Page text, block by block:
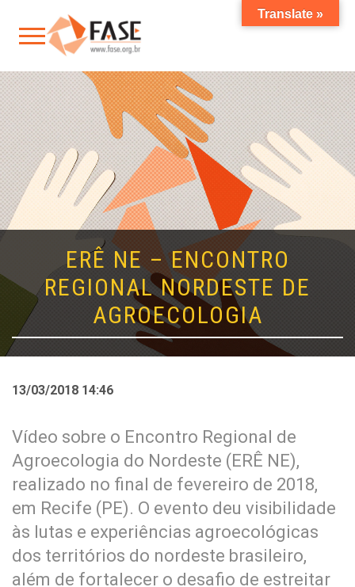
ERÊ NE – ENCONTRO
REGIONAL NORDESTE DE
AGROECOLOGIA
13/03/2018 14:46
Vídeo sobre o Encontro Regional de
Agroecologia do Nordeste (ERÊ NE),
realizado no final de fevereiro de 2018,
em Recife (PE). O evento deu visibilidade
às lutas e experiências agroecológicas
dos territórios do nordeste brasileiro,
além de fortalecer o desafio de estreitar
Translate »